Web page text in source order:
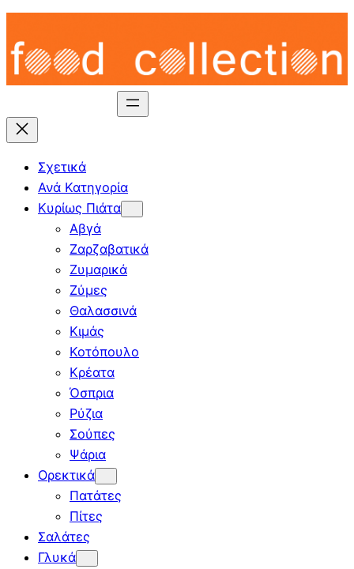
Skip
content
Σχετικά
Ανά Κατηγορία
Κυρίως Πιάτα
Αβγά
Ζαρζαβατικά
Ζυμαρικά
Ζύμες
Θαλασσινά
Κιμάς
Κοτόπουλο
Κρέατα
Όσπρια
Ρύζια
Σούπες
Ψάρια
Ορεκτικά
Πατάτες
Πίτες
Σαλάτες
Γλυκά